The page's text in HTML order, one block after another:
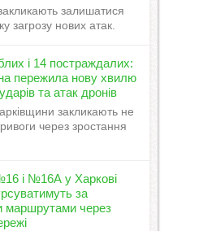
залишатися
загрозу нових атак.
і 14 постраждалих:
пережила нову хвилю
та атак дронів
закликають не
через зростання
і №16А у Харкові
за
маршрутами через